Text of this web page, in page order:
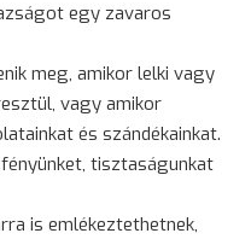
egy zavaros
meg, amikor lelki vagy
vagy amikor
és szándékainkat.
tisztaságunkat
is emlékeztethetnek,